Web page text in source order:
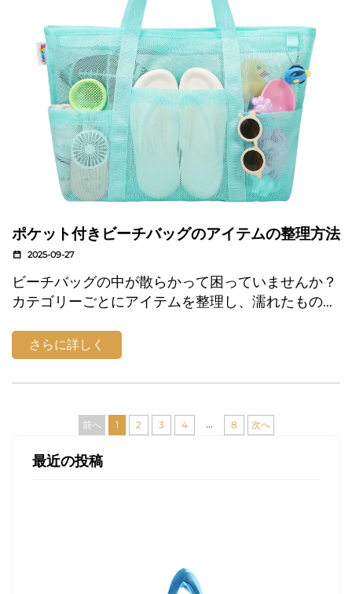
最近の投稿
ポケット付きビーチバッグのアイテムの整理方法
2025-09-27
ビーチバッグの中が散らかって困っていませんか？
カテゴリーごとにアイテムを整理し、濡れたものと
用術で貴重品を安全に収納する方法をご紹介しま
す。砂から守ってすべての物をすぐに取り出せる状
態に保つ、プロのテクニックを今すぐ学びましょ
さらに詳しく
前へ 1 2 3 4 ... 8 次へ